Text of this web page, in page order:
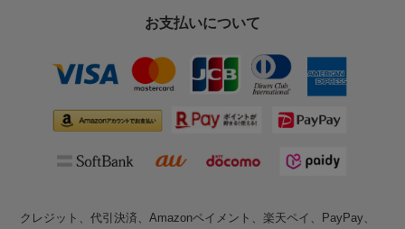
お支払いについて
クレジット、代引決済、Amazonペイメント、楽天ペイ、PayPay、